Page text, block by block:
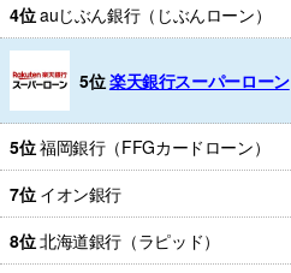
4位auじぶん銀行（じぶんローン）
5位楽天銀行スーパーローン
5位福岡銀行（FFGカードローン）
7位 イオン銀行
8位北海道銀行（ラピッド）